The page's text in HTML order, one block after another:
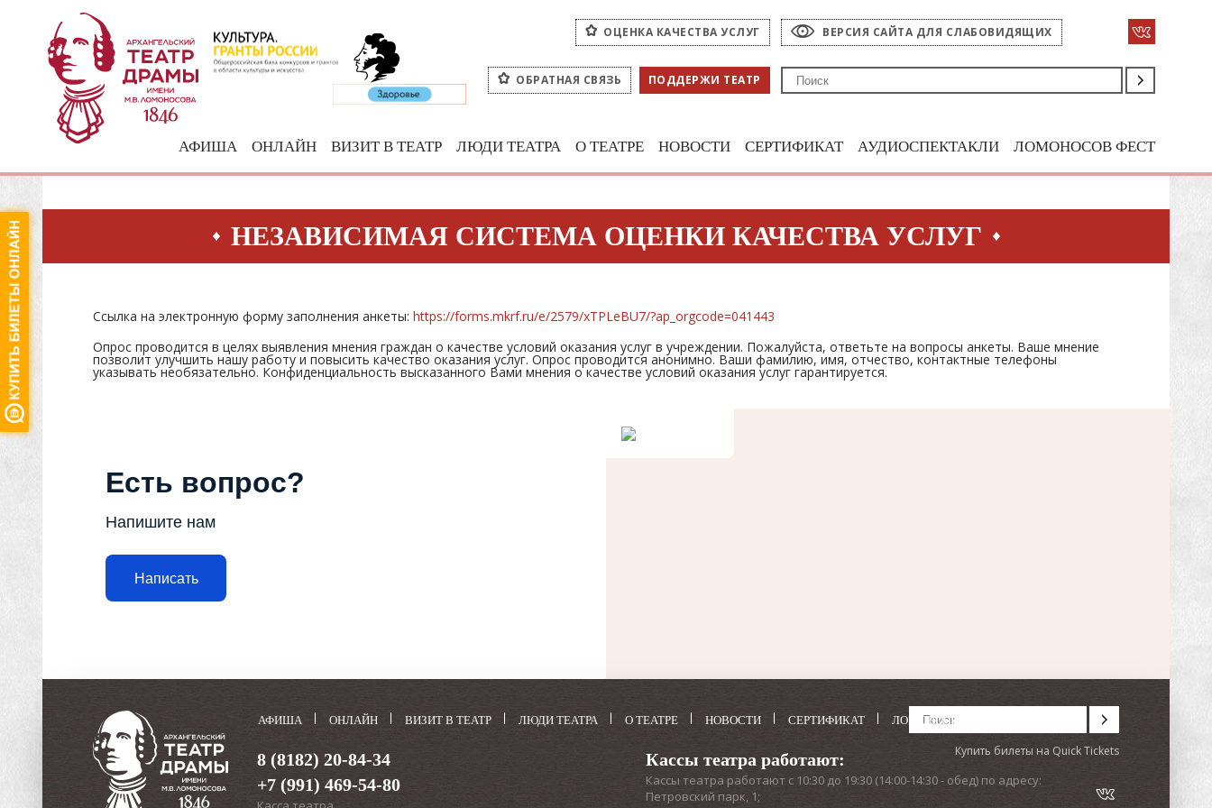
ОЦЕНКА КАЧЕСТВА УСЛУГ ВЕРСИЯ САЙТА ДЛЯ СЛАБОВИДЯЩИХ
ОБРАТНАЯ СВЯЗЬ ПОДДЕРЖИ ТЕАТР
АФИША ОНЛАЙН ВИЗИТ В ТЕАТР ЛЮДИ ТЕАТРА О ТЕАТРЕ НОВОСТИ СЕРТИФИКАТ АУДИОСПЕКТАКЛИ ЛОМОНОСОВ ФЕСТ
НЕЗАВИСИМАЯ СИСТЕМА ОЦЕНКИ КАЧЕСТВА УСЛУГ
Ссылка на электронную форму заполнения анкеты: https://forms.mkrf.ru/e/2579/xTPLeBU7/?ap_orgcode=041443
Опрос проводится в целях выявления мнения граждан о качестве условий оказания услуг в учреждении. Пожалуйста, ответьте на вопросы анкеты. Ваше мнение
позволит улучшить нашу работу и повысить качество оказания услуг. Опрос проводится анонимно. Ваши фамилию, имя, отчество, контактные телефоны
указывать необязательно. Конфиденциальность высказанного Вами мнения о качестве условий оказания услуг гарантируется.
Есть вопрос?
Напишите нам
Написать
АФИША ОНЛАЙН ВИЗИТ В ТЕАТР ЛЮДИ ТЕАТРА О ТЕАТРЕ НОВОСТИ СЕРТИФИКАТ ЛОМОНОСОВ ФЕСТ
8 (8182) 20-84-34
+7 (991) 469-54-80
Кассы театра работают:
Кассы театра работают с 10:30 до 19:30 (14:00-14:30 - обед) по адресу:
Петровский парк, 1;
Купить билеты на Quick Tickets